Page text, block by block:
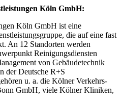
Köln GmbH:
Köln GmbH ist eine
die auf eine fast
An 12 Standorten werden
Reinigungsdiensten
von Gebäudetechnik
der Deutsche R+S
u. a. die Kölner Verkehrs-
GmbH, viele Kölner Kliniken,